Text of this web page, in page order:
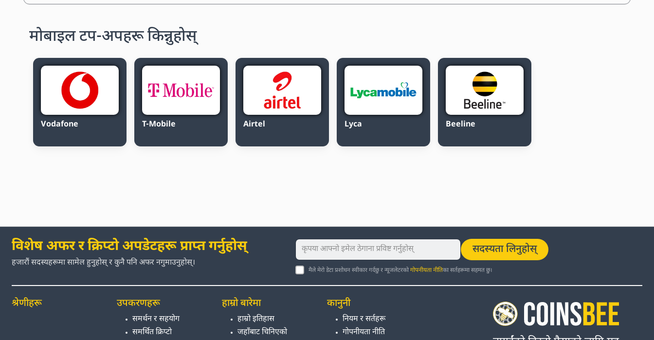
मोबाइल टप-अपहरू किन्नुहोस्
Vodafone T-Mobile Airtel Lyca Beeline
विशेष अफर र क्रिप्टो अपडेटहरू प्राप्त गर्नुहोस्
हजारौं सदस्यहरूमा सामेल हुनुहोस् र कुनै पनि अफर नगुमाउनुहोस्।
सदस्यता लिनुहोस्
मैले मेरो डेटा प्रशोधन स्वीकार गर्दछु र न्यूजलेटरकोगोपनीयता नीतिका सर्तहरूमा सहमत छु।
श्रेणीहरू उपकरणहरू
समर्थन र सहयोग
समर्थित क्रिप्टो
हाम्रो बारेमा
हाम्रो इतिहास
जहाँबाट चिनिएको
कानुनी
नियम र सर्तहरू
गोपनीयता नीति